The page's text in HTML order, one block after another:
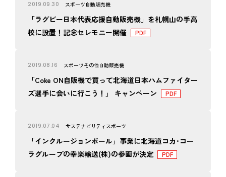
2019.09.30 スポーツ 自動販売機
「ラグビー日本代表応援自動販売機」を札幌山の手高
校に設置！記念セレモニー開催
2019.08.16 スポーツその他自動販売機
「Coke ON自販機で買って北海道日本ハムファイター
ズ選手に会いに行こう！」 キャンペーン
2019.07.04 サステナビリティ スポーツ
「インクルージョンボール」事業に北海道コカ･コー
ラグループの幸楽輸送(株)の参画が決定